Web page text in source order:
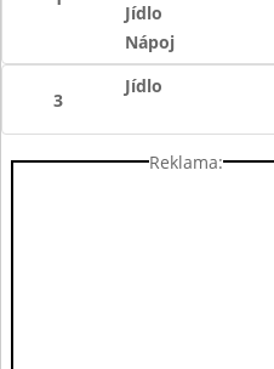
Jídlo
Nápoj
3
Jídlo
Reklama: